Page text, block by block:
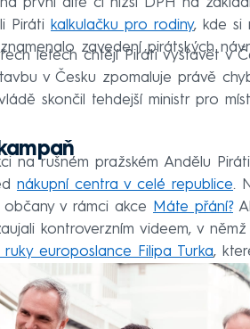
Piráti kalkulačku pro rodiny, kde si
zavedení pirátských
letech chtějí Piráti vystavět v
v Česku zpomaluje právě
skončil tehdejší ministr pro
na rušném pražském Andělu
nákupní centra v celé republice.
v rámci akce
Máte přání?
kontroverzním videem, v
europoslance Filipa Turka,